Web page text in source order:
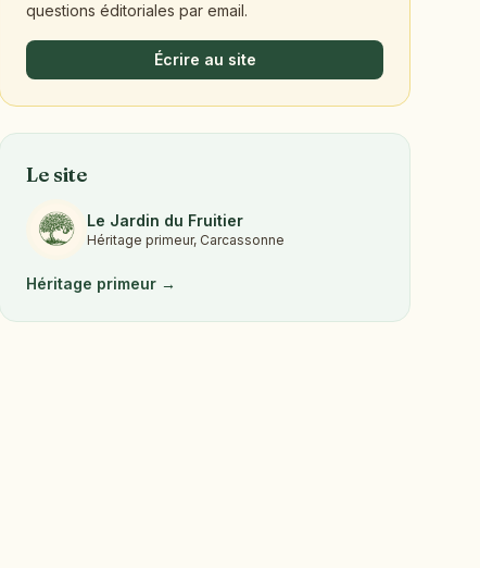
questions éditoriales par email.
Écrire au site
Le site
Le Jardin du Fruitier
Héritage primeur, Carcassonne
Héritage primeur →